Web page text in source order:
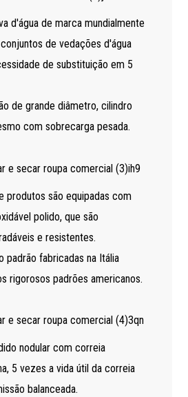
d'água de marca mundialmente
de vedações d'água
de substituição em 5
de grande diâmetro, cilindro
com sobrecarga pesada.
produtos são equipadas com
polido, que são
​​e resistentes.
padrão fabricadas na Itália
rigorosos padrões americanos.
nodular com correia
5 vezes a vida útil da correia
balanceada.